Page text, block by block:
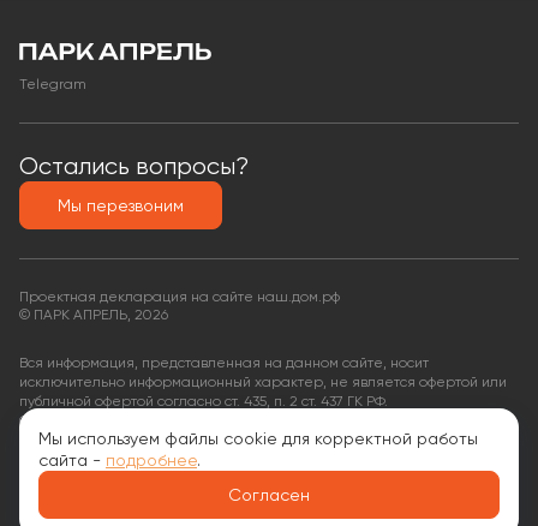
Telegram
Остались вопросы?
Мы перезвоним
Проектная декларация на сайте наш.дом.рф
© ПАРК АПРЕЛЬ, 2026
Вся информация, представленная на данном сайте, носит
исключительно информационный характер, не является офертой или
публичной офертой согласно ст. 435, п. 2 ст. 437 ГК РФ.
ООО «КФ Финансовые услуги»,
ОГРН: 1135074008563,
ИНН: 9704035599
Документы
Политика обработки персональных данных
Мы используем файлы cookie для корректной работы
сайта - подробнее.
Согласен